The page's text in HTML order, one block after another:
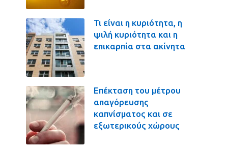
Τι είναι η κυριότητα, η
ψιλή κυριότητα και η
επικαρπία στα ακίνητα
Επέκταση του μέτρου
απαγόρευσης
καπνίσματος και σε
εξωτερικούς χώρους